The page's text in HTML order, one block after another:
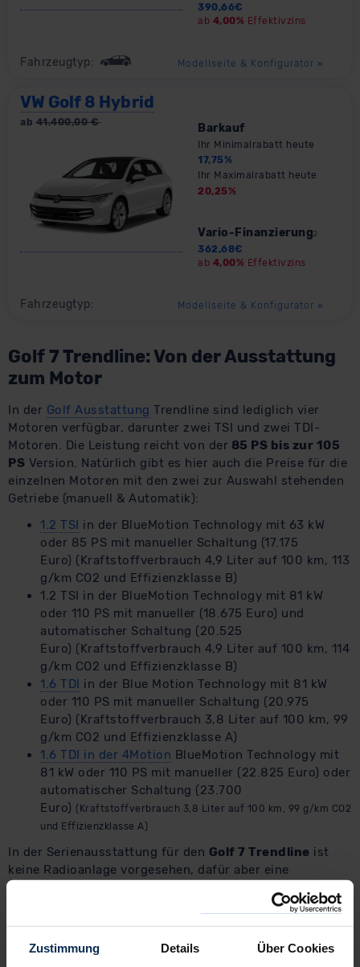
Zustimmung Details Über Cookies
390,66€
ab 4,00% Effektivzins
Fahrzeugtyp: Modellseite & Konfigurator »
VW Golf 8 Hybrid
ab 41.400,00€ Barkauf
Ihr Minimalrabatt heute
17,75%
Ihr Maximalrabatt heute
20,25%
Vario-Finanzierung2
362,68€
ab 4,00% Effektivzins
Fahrzeugtyp: Modellseite & Konfigurator »
Golf 7 Trendline: Von der Ausstattung
zum Motor
In der Golf Ausstattung Trendline sind lediglich vier
Motoren verfügbar, darunter zwei TSI und zwei TDI-
Motoren. Die Leistung reicht von der 85 PS bis zur 105
PS Version. Natürlich gibt es hier auch die Preise für die
einzelnen Motoren mit den zwei zur Auswahl stehenden
Getriebe (manuell & Automatik):
1.2 TSI in der BlueMotion Technology mit 63 kW
oder 85 PS mit manueller Schaltung (17.175
Euro) (Kraftstoffverbrauch 4,9 Liter auf 100 km, 113
g/km CO2 und Effizienzklasse B)
1.2 TSI in der BlueMotion Technology mit 81 kW
oder 110 PS mit manueller (18.675 Euro) und
automatischer Schaltung (20.525
Euro) (Kraftstoffverbrauch 4,9 Liter auf 100 km, 114
g/km CO2 und Effizienzklasse B)
1.6 TDI in der Blue Motion Technology mit 81 kW
oder 110 PS mit manueller Schaltung (20.975
Euro) (Kraftstoffverbrauch 3,8 Liter auf 100 km, 99
g/km CO2 und Effizienzklasse A)
1.6 TDI in der 4Motion BlueMotion Technology mit
81 kW oder 110 PS mit manueller (22.825 Euro) oder
automatischer Schaltung (23.700
Euro) (Kraftstoffverbrauch 3,8 Liter auf 100 km, 99 g/km CO2
und Effizienzklasse A)
In der Serienausstattung für den Golf 7 Trendline ist
keine Radioanlage vorgesehen, dafür aber eine
ISOFIX, die brandneue Multi Collision Brake, Tagfahrlicht,
Zentralverriegelung, 15" Stahlräder, ein elektronisches
Stabilitätsprogramm und ein TFT-Display mit
Touchscreen. Mit einem